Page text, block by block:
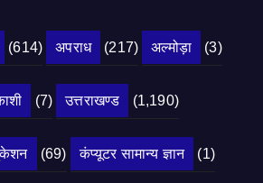
(614) अपराध (217) अल्मोड़ा (3)
(7) उत्तराखण्ड (1,190)
(69) कंप्यूटर सामान्य ज्ञान (1)